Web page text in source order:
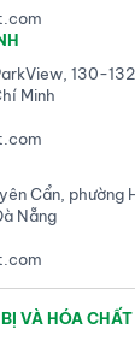
130-
Minh
Cẩn, phường
Nẵng
VÀ HÓA